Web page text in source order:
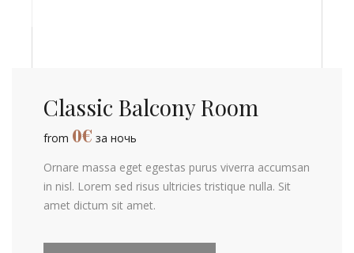
from 0€ за ночь
Classic Balcony Room
Ornare massa eget egestas purus viverra accumsan
in nisl. Lorem sed risus ultricies tristique nulla. Sit
amet dictum sit amet.